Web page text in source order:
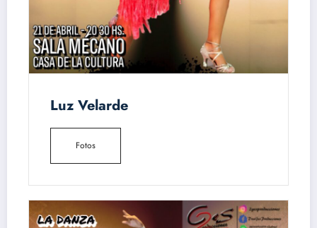
Luz Velarde
Fotos